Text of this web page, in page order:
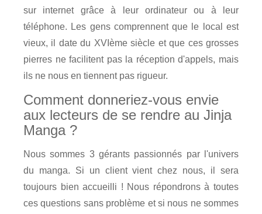
sur internet grâce à leur ordinateur ou à leur
téléphone. Les gens comprennent que le local est
vieux, il date du XVIème siècle et que ces grosses
pierres ne facilitent pas la réception d'appels, mais
ils ne nous en tiennent pas rigueur.
Comment donneriez-vous envie
aux lecteurs de se rendre au Jinja
Manga ?
Nous sommes 3 gérants passionnés par l'univers
du manga. Si un client vient chez nous, il sera
toujours bien accueilli ! Nous répondrons à toutes
ces questions sans problème et si nous ne sommes